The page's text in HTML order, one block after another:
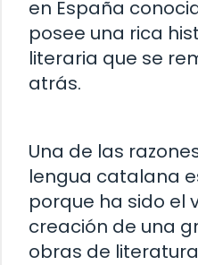
en España
posee una rica
literaria que se
atrás.
Una de las
lengua catalana
porque ha sido el
creación de una
obras de